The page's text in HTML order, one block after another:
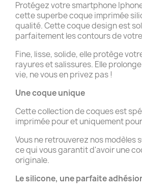
Protégez votre smartphone
cette superbe coque imprimée
qualité. Cette coque design est
parfaitement les contours de
Fine, lisse, solide, elle protège
rayures et salissures. Elle
vie, ne vous en privez pas !
Une coque unique
Cette collection de coques est
imprimée pour et uniquement pour
Vous ne retrouverez nos modèles
ce qui vous garantit d'avoir une
originale.
Le silicone, une parfaite